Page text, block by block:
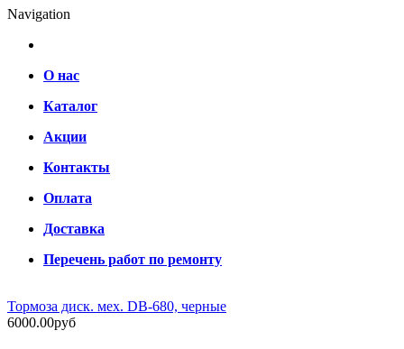
Navigation
О нас
Каталог
Акции
Контакты
Оплата
Доставка
Перечень работ по ремонту
Тормоза диск. мех. DB-680, черные
6000.00руб